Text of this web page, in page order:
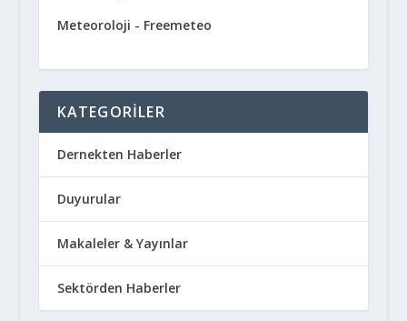
Meteoroloji - Freemeteo
KATEGORILER
Dernekten Haberler
Duyurular
Makaleler & Yayınlar
Sektörden Haberler